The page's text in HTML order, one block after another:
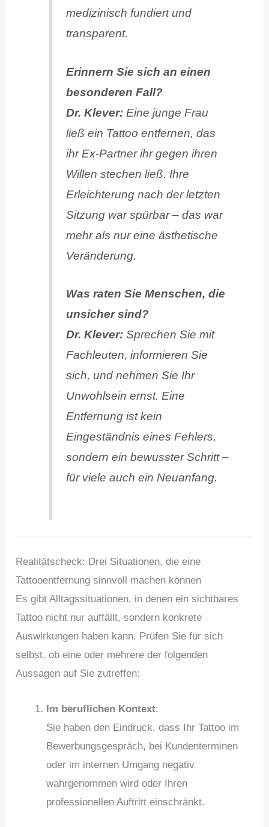
medizinisch fundiert und
transparent.
Erinnern Sie sich an einen
besonderen Fall?
Dr. Klever: Eine junge Frau
ließ ein Tattoo entfernen, das
ihr Ex-Partner ihr gegen ihren
Willen stechen ließ. Ihre
Erleichterung nach der letzten
Sitzung war spürbar – das war
mehr als nur eine ästhetische
Veränderung.
Was raten Sie Menschen, die
unsicher sind?
Dr. Klever: Sprechen Sie mit
Fachleuten, informieren Sie
sich, und nehmen Sie Ihr
Unwohlsein ernst. Eine
Entfernung ist kein
Eingeständnis eines Fehlers,
sondern ein bewusster Schritt –
für viele auch ein Neuanfang.
Realitätscheck: Drei Situationen, die eine
Tattooentfernung sinnvoll machen können
Es gibt Alltagssituationen, in denen ein sichtbares
Tattoo nicht nur auffällt, sondern konkrete
Auswirkungen haben kann. Prüfen Sie für sich
selbst, ob eine oder mehrere der folgenden
Aussagen auf Sie zutreffen:
Im beruflichen Kontext:
Sie haben den Eindruck, dass Ihr Tattoo im
Bewerbungsgespräch, bei Kundenterminen
oder im internen Umgang negativ
wahrgenommen wird oder Ihren
professionellen Auftritt einschränkt.